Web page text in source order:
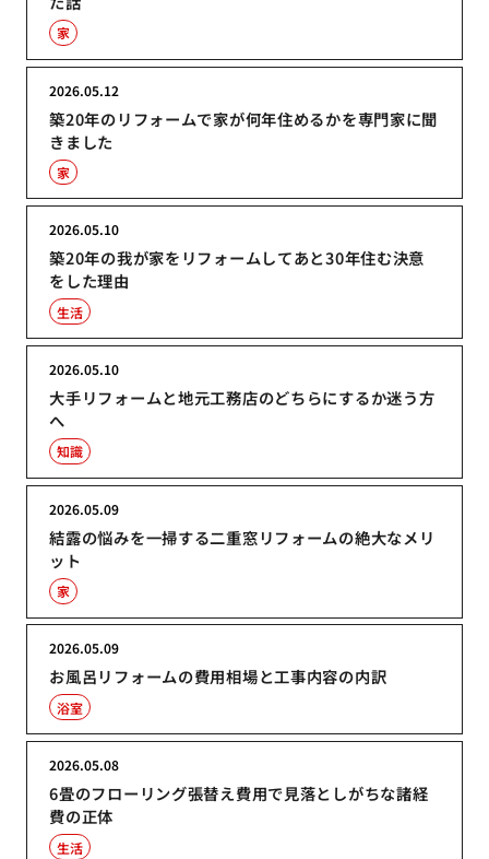
家
築20年のリフォームで家が何年住めるかを専門家に聞
きました
2026.05.12
家
築20年の我が家をリフォームしてあと30年住む決意
をした理由
2026.05.10
生活
大手リフォームと地元工務店のどちらにするか迷う方
へ
2026.05.10
知識
結露の悩みを一掃する二重窓リフォームの絶大なメリ
ット
2026.05.09
家
お風呂リフォームの費用相場と工事内容の内訳
2026.05.09
浴室
6畳のフローリング張替え費用で見落としがちな諸経
費の正体
2026.05.08
生活